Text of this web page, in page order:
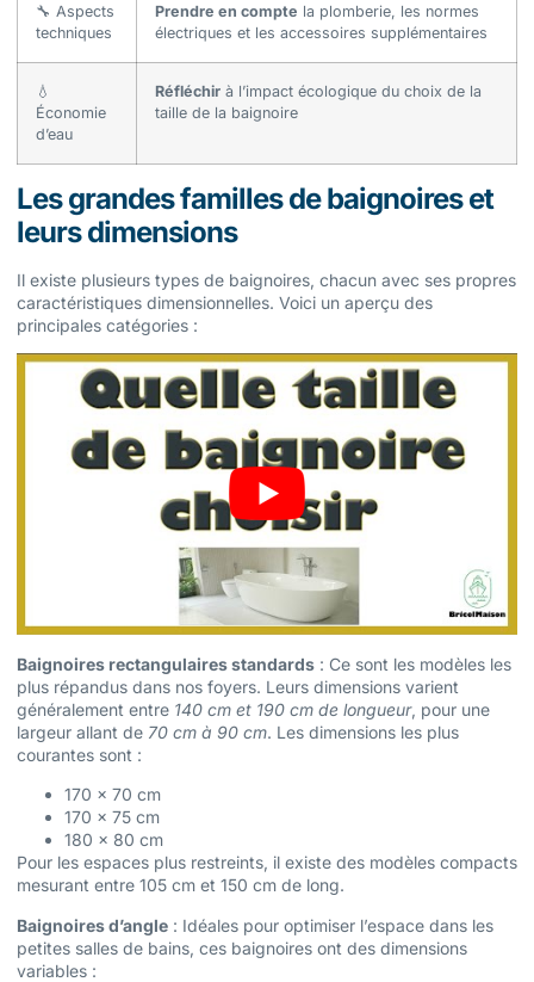
🔧 Aspects
techniques
Prendre en compte la plomberie, les normes
électriques et les accessoires supplémentaires
💧
Économie
d’eau
Réfléchir à l’impact écologique du choix de la
taille de la baignoire
Les grandes familles de baignoires et
leurs dimensions
Il existe plusieurs types de baignoires, chacun avec ses propres
caractéristiques dimensionnelles. Voici un aperçu des
principales catégories :
Baignoires rectangulaires standards : Ce sont les modèles les
plus répandus dans nos foyers. Leurs dimensions varient
généralement entre 140 cm et 190 cm de longueur, pour une
largeur allant de 70 cm à 90 cm. Les dimensions les plus
courantes sont :
170 x 70 cm
170 x 75 cm
180 x 80 cm
Pour les espaces plus restreints, il existe des modèles compacts
mesurant entre 105 cm et 150 cm de long.
Baignoires d’angle : Idéales pour optimiser l’espace dans les
petites salles de bains, ces baignoires ont des dimensions
variables :